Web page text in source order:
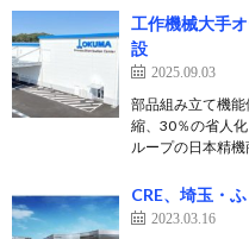
工作機械大手
設
2025.09.03
部品組み立て機
縮、30％の省人
ループの日本精
CRE、埼玉・
2023.03.16